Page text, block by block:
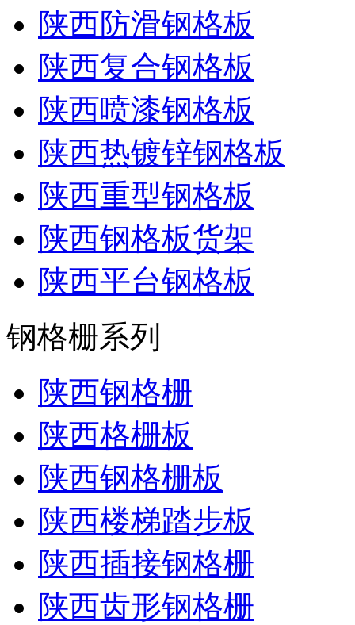
陕西防滑钢格板
陕西复合钢格板
陕西喷漆钢格板
陕西热镀锌钢格板
陕西重型钢格板
陕西钢格板货架
陕西平台钢格板
钢格栅系列
陕西钢格栅
陕西格栅板
陕西钢格栅板
陕西楼梯踏步板
陕西插接钢格栅
陕西齿形钢格栅